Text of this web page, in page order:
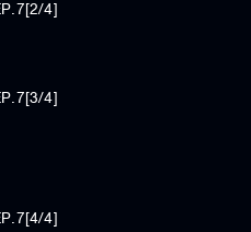
4]
4]
4]